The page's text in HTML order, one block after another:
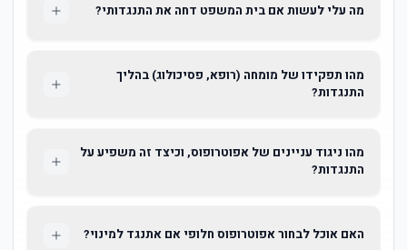
מה עלי לעשות אם בית המשפט דחה את התנגדותי?
מהו תפקידו של מומחה (רופא, פסיכולוג) בהליך
התנגדות?
מהו ניגוד עניינים של אפוטרופוס, וכיצד זה משפיע על
התנגדות?
האם אוכל לבחור אפוטרופוס חלופי אם אתנגד למינוי?